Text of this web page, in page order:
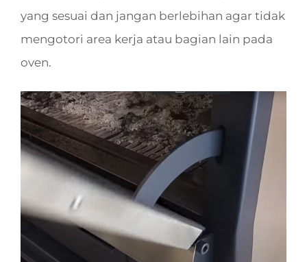
yang sesuai dan jangan berlebihan agar tidak
mengotori area kerja atau bagian lain pada
oven.